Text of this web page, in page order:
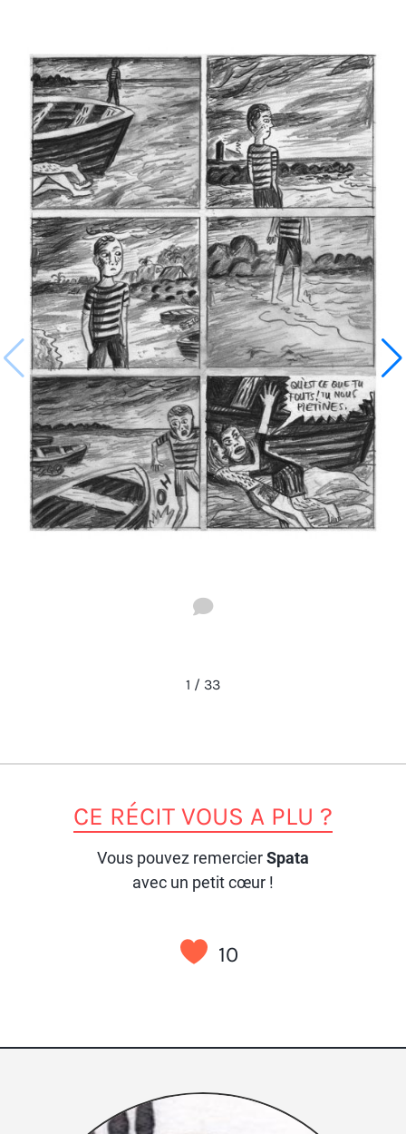
1 / 33
CE RÉCIT VOUS A PLU ?
Vous pouvez remercierSpata
avec un petit cœur !
10